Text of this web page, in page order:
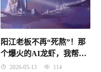
阳江老板不再“死熬”！那
个爆火的AI龙虾，我帮你
也“养”上一只
2026-05-13 114